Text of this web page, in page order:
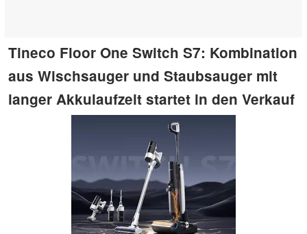
Tineco Floor One Switch S7: Kombination
aus Wischsauger und Staubsauger mit
langer Akkulaufzeit startet in den Verkauf